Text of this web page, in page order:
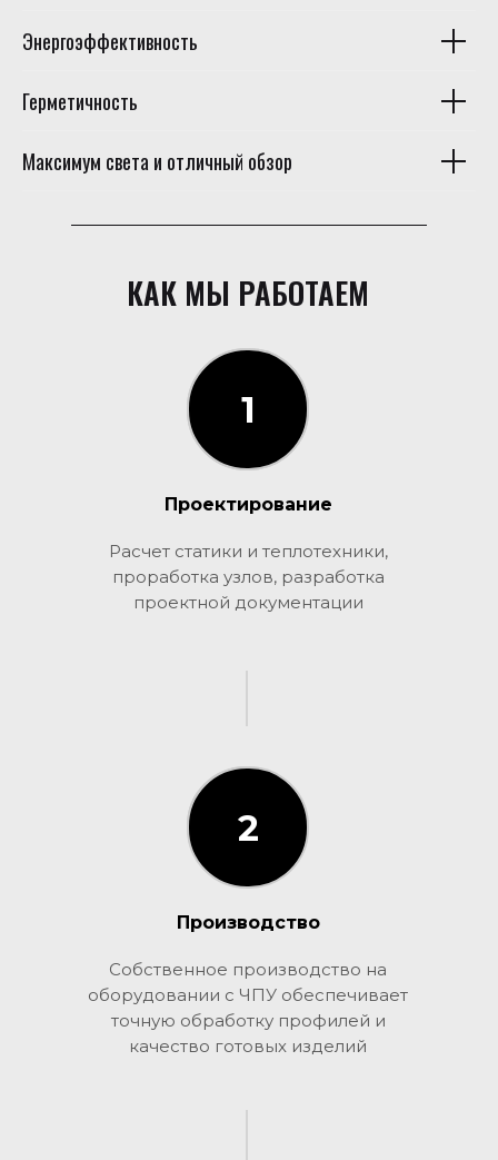
Энергоэффективность
Герметичность
Максимум света и отличный обзор
1
Расчет статики и теплотехники,
проработка узлов, разработка
проектной документации
Проектирование
1
2
Производство
Собственное производство на
оборудовании с ЧПУ обеспечивает
точную обработку профилей и
качество готовых изделий
2
КАК МЫ РАБОТАЕМ